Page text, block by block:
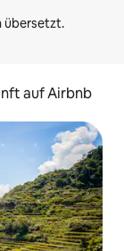
auf Airbnb